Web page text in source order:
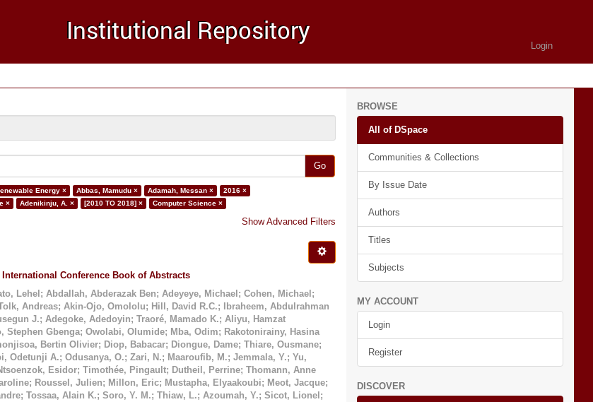
Login
Go
Energy × Abbas, Mamudu × Adamah, Messan ×
2016 ×
× Adenikinju, A. × [2010 TO 2018] × Computer Science ×
Show Advanced Filters
Conference Book of Abstracts
Lehel ; Abdallah, Abderazak Ben; Adeyeye, Michael ; Cohen, Michael ;
Andreas; Akin-Ojo, Omololu; Hill, David R.C.;
Ibraheem, Abdulrahman
J.; Adegoke, Adedoyin; Traoré, Mamado K.; Aliyu, Hamzat
Stephen Gbenga; Owolabi, Olumide; Mba, Odim; Rakotonirainy, Hasina
Bertin Olivier; Diop, Babacar; Diongue, Dame; Thiare, Ousmane;
Odetunji A.; Odusanya, O.; Zari, N.; Maaroufib, M.; Jemmala, Y.; Yu,
Esidor; Timothée, Pingault; Dutheil, Perrine; Thomann, Anne
; Roussel, Julien; Millon, Eric; Mustapha, Elyaakoubi; Meot, Jacque;
; Tossaa, Alain K.; Soro, Y. M.; Thiaw, L.; Azoumah, Y.; Sicot, Lionel ;
BROWSE
All of DSpace
Communities & Collections
By Issue Date
Authors
Titles
Subjects
MY ACCOUNT
Login
Register
DISCOVER